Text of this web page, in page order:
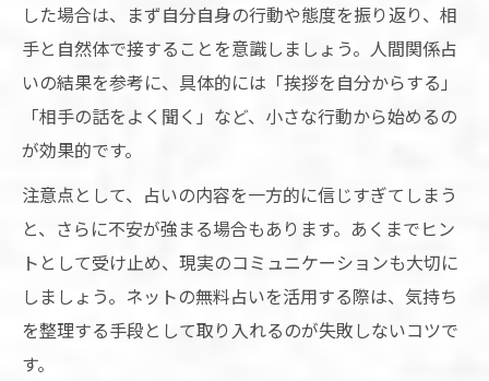
した場合は、まず自分自身の行動や態度を振り返り、相
手と自然体で接することを意識しましょう。人間関係占
いの結果を参考に、具体的には「挨拶を自分からする」
「相手の話をよく聞く」など、小さな行動から始めるの
が効果的です。
注意点として、占いの内容を一方的に信じすぎてしまう
と、さらに不安が強まる場合もあります。あくまでヒン
トとして受け止め、現実のコミュニケーションも大切に
しましょう。ネットの無料占いを活用する際は、気持ち
を整理する手段として取り入れるのが失敗しないコツで
す。